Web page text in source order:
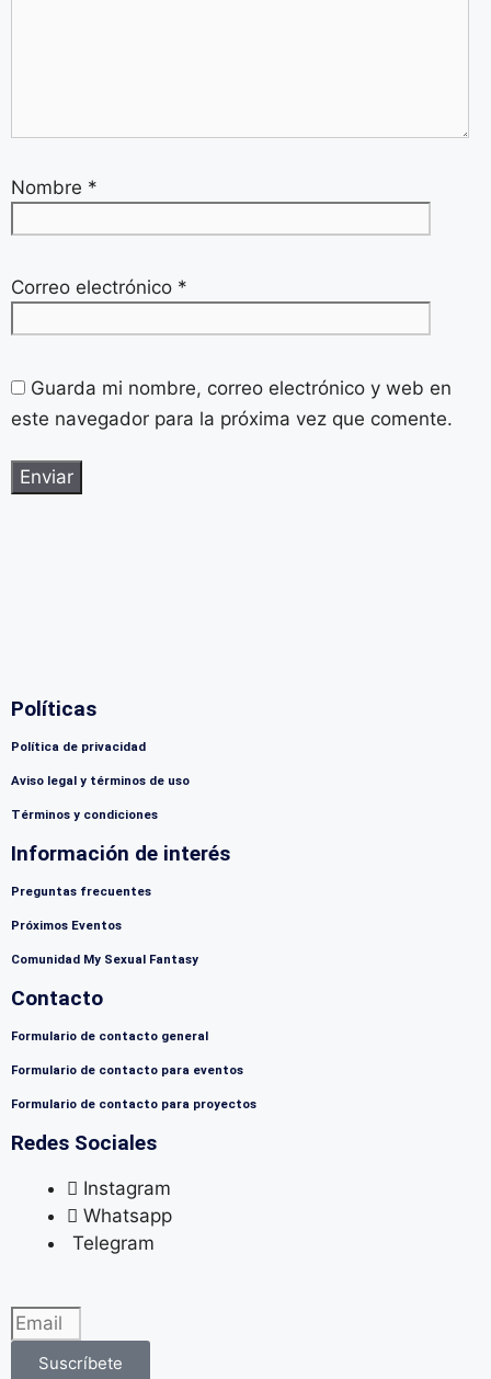
Nombre *
Correo electrónico *
Guarda mi nombre, correo electrónico y web en
este navegador para la próxima vez que comente.
Políticas
Política de privacidad
Aviso legal y términos de uso
Términos y condiciones
Información de interés
Preguntas frecuentes
Próximos Eventos
Comunidad My Sexual Fantasy
Contacto
Formulario de contacto general
Formulario de contacto para eventos
Formulario de contacto para proyectos
Redes Sociales
Instagram
Whatsapp
Telegram
Suscríbete